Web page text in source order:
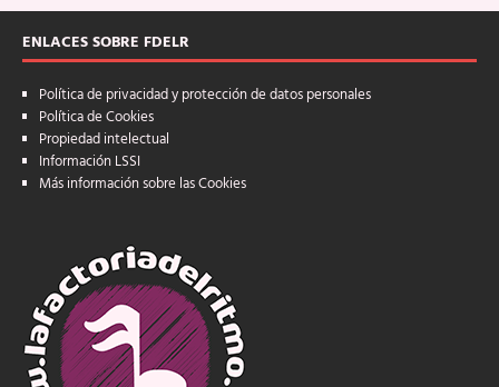
ENLACES SOBRE FDELR
Política de privacidad y protección de datos personales
Política de Cookies
Propiedad intelectual
Información LSSI
Más información sobre las Cookies